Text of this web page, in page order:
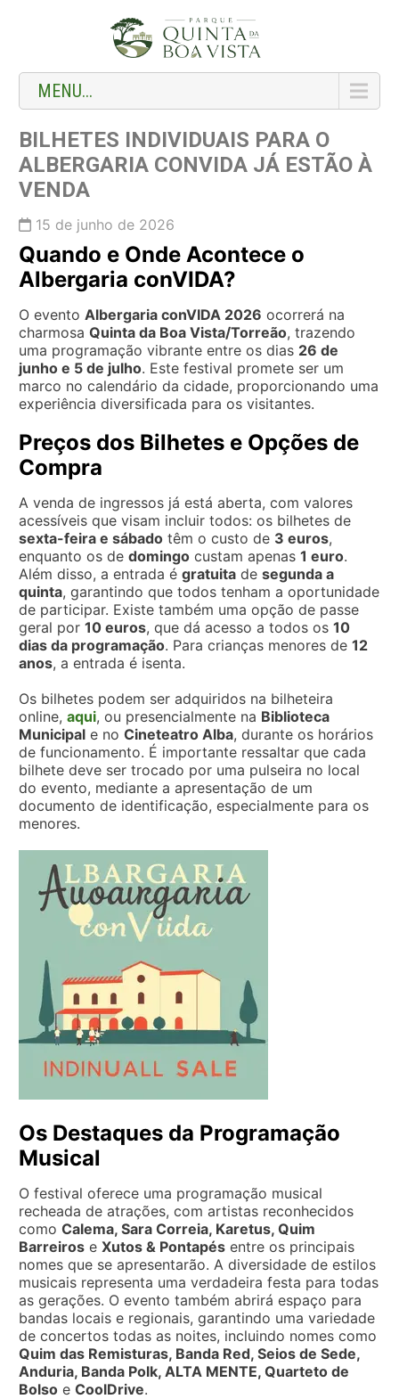
MENU...
BILHETES INDIVIDUAIS PARA O
ALBERGARIA CONVIDA JÁ ESTÃO À
VENDA
15 de junho de 2026
Quando e Onde Acontece o
Albergaria conVIDA?
O evento Albergaria conVIDA 2026 ocorrerá na
charmosa Quinta da Boa Vista/Torreão, trazendo
uma programação vibrante entre os dias 26 de
junho e 5 de julho. Este festival promete ser um
marco no calendário da cidade, proporcionando uma
experiência diversificada para os visitantes.
Preços dos Bilhetes e Opções de
Compra
A venda de ingressos já está aberta, com valores
acessíveis que visam incluir todos: os bilhetes de
sexta-feira e sábado têm o custo de 3 euros,
enquanto os de domingo custam apenas 1 euro.
Além disso, a entrada é gratuita de segunda a
quinta, garantindo que todos tenham a oportunidade
de participar. Existe também uma opção de passe
geral por 10 euros, que dá acesso a todos os 10
dias da programação. Para crianças menores de 12
anos, a entrada é isenta.
Os bilhetes podem ser adquiridos na bilheteira
online, aqui, ou presencialmente na Biblioteca
Municipal e no Cineteatro Alba, durante os horários
de funcionamento. É importante ressaltar que cada
bilhete deve ser trocado por uma pulseira no local
do evento, mediante a apresentação de um
documento de identificação, especialmente para os
menores.
Os Destaques da Programação
Musical
O festival oferece uma programação musical
recheada de atrações, com artistas reconhecidos
como Calema, Sara Correia, Karetus, Quim
Barreiros e Xutos & Pontapés entre os principais
nomes que se apresentarão. A diversidade de estilos
musicais representa uma verdadeira festa para todas
as gerações. O evento também abrirá espaço para
bandas locais e regionais, garantindo uma variedade
de concertos todas as noites, incluindo nomes como
Quim das Remisturas, Banda Red, Seios de Sede,
Anduria, Banda Polk, ALTA MENTE, Quarteto de
Bolso e CoolDrive.